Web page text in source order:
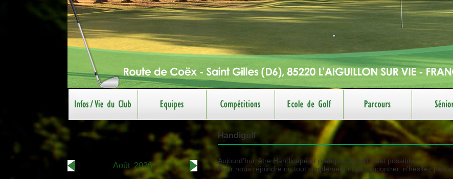
Août 2026
Handigolf
Aujourd’hui, être Handicapé et pratiquer le golf c’est possible.
Pour nous rejoindre ou tout simplement nous rencontrer, n’hésitez pas à